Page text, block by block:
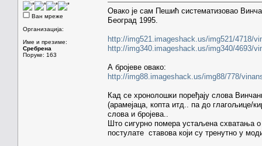
Ван мреже
Организација:
Име и презиме:
Сребрена
Поруке: 163
Овако је сам Пешић систематизовао
Београд 1995.
http://img521.imageshack.us/img521/4718/
http://img340.imageshack.us/img340/4693/
А бројеве овако:
http://img88.imageshack.us/img88/778/
Кад се хронолошки поређају слова
(арамејаца, копта итд.. па до глагољице/
слова и бројева..
Што сигурно помера устаљена схватања
постулате ставова који су тренутно у